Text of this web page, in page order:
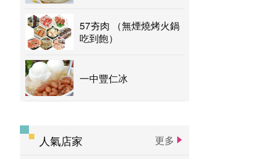
57夯肉 （無煙燒烤火鍋
吃到飽）
一中豐仁冰
人氣店家 更多